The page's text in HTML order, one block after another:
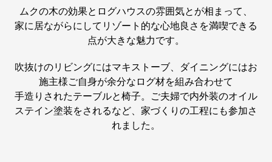
ムクの木の効果とログハウスの雰囲気とが相まって、
家に居ながらにしてリゾート的な心地良さを満喫できる
点が大きな魅力です。
吹抜けのリビングにはマキストーブ、ダイニングにはお
施主様ご自身が余分なログ材を組み合わせて
手造りされたテーブルと椅子。ご夫婦で内外装のオイル
ステイン塗装をされるなど、家づくりの工程にも参加さ
れました。